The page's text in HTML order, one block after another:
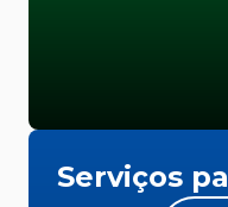
Serviços